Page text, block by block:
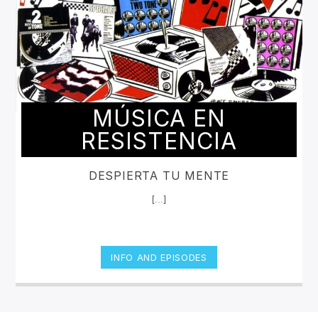
MÚSICA EN
RESISTENCIA
DESPIERTA TU MENTE
[...]
INFO AND EPISODES